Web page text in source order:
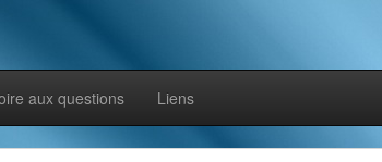
aux questions Liens